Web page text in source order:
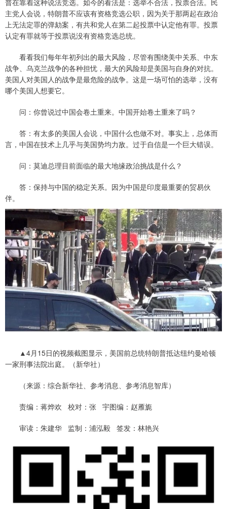
主党人会说，特朗普不应该有资格竞选公职，因为关于那两起在政治
上无法定罪的弹劾案，有共和党人在第二起投票中认定他有罪。投票
认定有罪就等于投票说没有资格竞选总统。
看看我们每年年初列出的最大风险，尽管有围绕美中关系、中东
战争、乌克兰战争的各种担忧，最大的风险却是美国与自身的对抗。
美国人对美国人的战争是最危险的战争。这是一场可怕的选举，没有
哪个美国人想要它。
问：你曾说过中国会卷土重来。中国开始卷土重来了吗？
答：有太多的美国人会说，中国什么也做不对。事实上，总体而
言，中国在技术上几乎与美国势均力敌。过于自信是一个巨大错误。
问：莫迪总理目前面临的最大地缘政治挑战是什么？
答：保持与中国的稳定关系。因为中国是印度最重要的贸易伙
伴。
▲4月15日的视频截图显示，美国前总统特朗普抵达纽约曼哈顿
一家刑事法院出庭。（新华社）
（来源：综合新华社、参考消息、参考消息智库）
责编：蒋烨欢 校对：张 宇图编：赵雁旎
审读：朱建华 监制：浦泓毅 签发：林艳兴